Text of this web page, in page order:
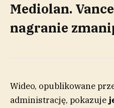
Mediolan.
nagranie
Wideo, opublikowane
administrację, pokazuje